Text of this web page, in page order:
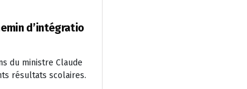
d’intégratio
du ministre Claude
résultats scolaires.